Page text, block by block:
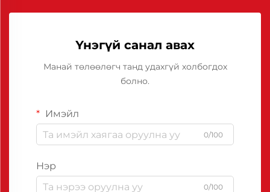
Үнэгүй санал авах
Манай төлөөлөгч танд удахгүй холбогдох
болно.
Имэйл
0/100
Нэр
0/100